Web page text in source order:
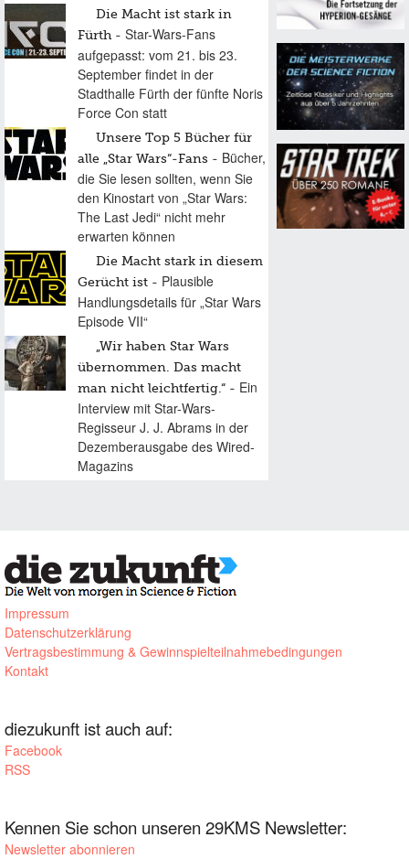
Die Macht ist stark in
Fürth
Star-Wars-Fans
aufgepasst: vom 21. bis 23.
September findet in der
Stadthalle Fürth der fünfte Noris
Force Con statt
Unsere Top 5 Bücher für
alle „Star Wars“-Fans
Bücher,
die Sie lesen sollten, wenn Sie
den Kinostart von „Star Wars:
The Last Jedi“ nicht mehr
erwarten können
Die Macht stark in diesem
Gerücht ist
Plausible
Handlungsdetails für „Star Wars
Episode VII“
„Wir haben Star Wars
übernommen. Das macht
man nicht leichtfertig.“
Ein
Interview mit Star-Wars-
Regisseur J. J. Abrams in der
Dezemberausgabe des Wired-
Magazins
Impressum
Datenschutzerklärung
Vertragsbestimmung & Gewinnspielteilnahmebedingungen
Kontakt
diezukunft ist auch auf:
Facebook
RSS
Kennen Sie schon unseren 29KMS Newsletter:
Newsletter abonnieren